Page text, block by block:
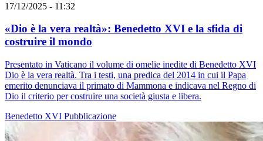
17/12/2025 - 11:32
«Dio è la vera realtà»: Benedetto XVI e la sfida di
costruire il mondo
Presentato in Vaticano il volume di omelie inedite di Benedetto XVI
Dio è la vera realtà. Tra i testi, una predica del 2014 in cui il Papa
emerito denunciava il primato di Mammona e indicava nel Regno di
Dio il criterio per costruire una società giusta e libera.
Benedetto XVI Pubblicazione